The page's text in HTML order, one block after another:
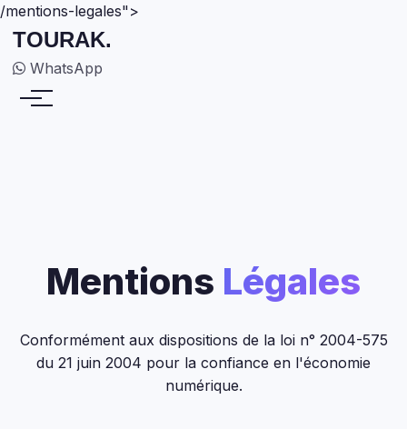
/mentions-legales">
TOURAK.
WhatsApp
Mentions Légales
Conformément aux dispositions de la loi n° 2004-575
du 21 juin 2004 pour la confiance en l'économie
numérique.